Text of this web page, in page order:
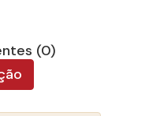
(0)